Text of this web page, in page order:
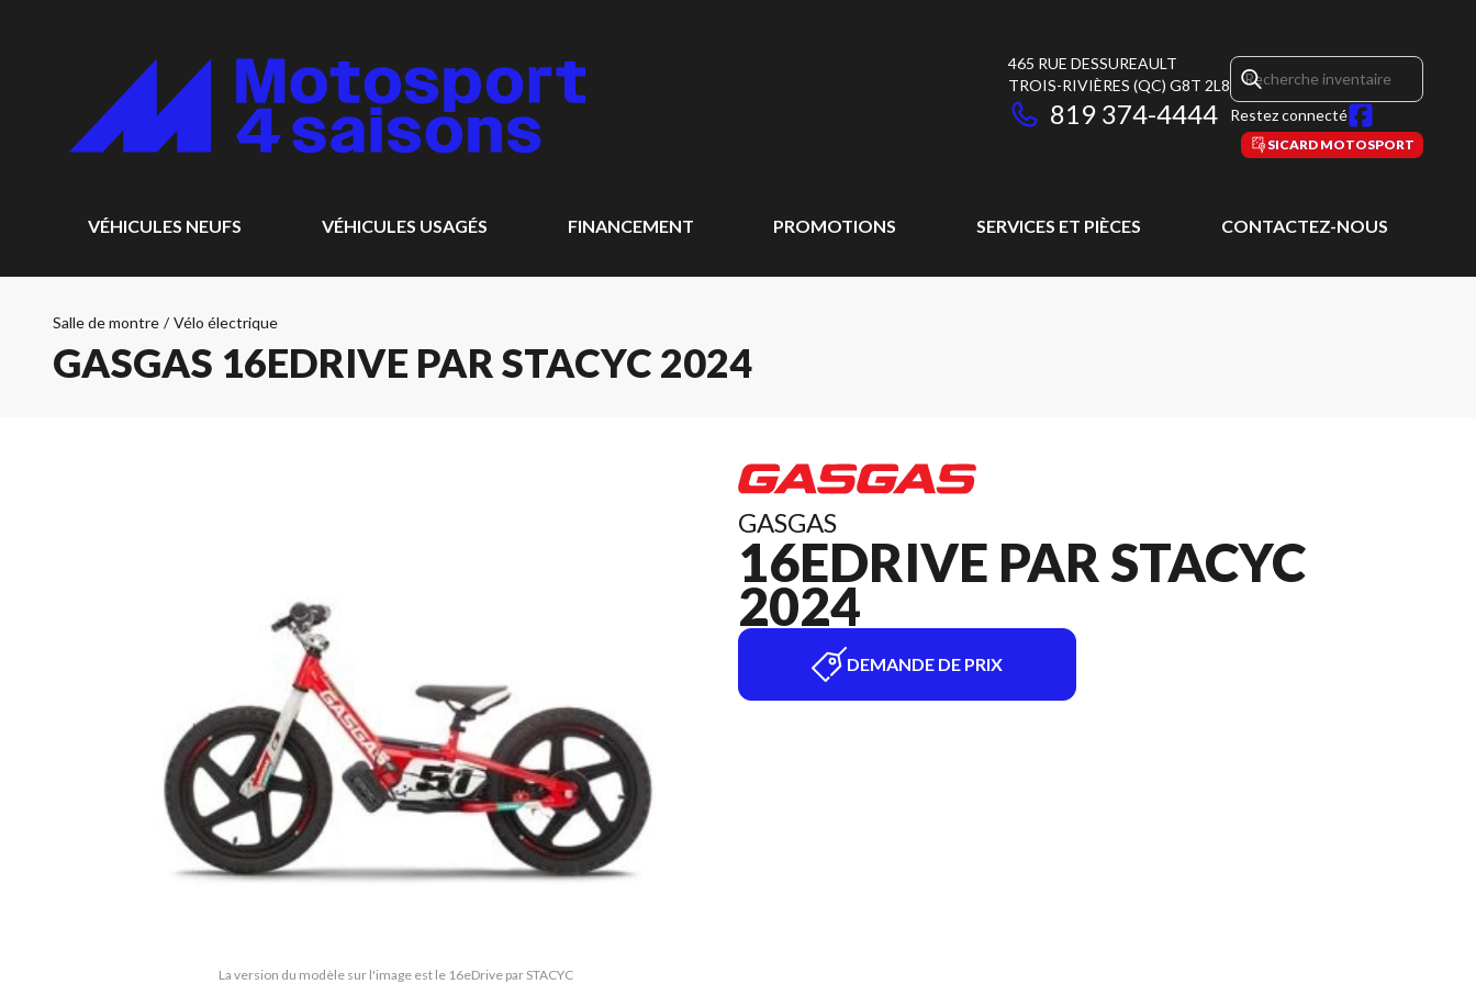
465 RUE DESSUREAULT
TROIS-RIVIÈRES (QC) G8T 2L8
819 374-4444 Restez connecté
SICARD MOTOSPORT
VÉHICULES NEUFS VÉHICULES USAGÉS FINANCEMENT PROMOTIONS SERVICES ET PIÈCES CONTACTEZ-NOUS
Salle de montre / Vélo électrique
GASGAS 16EDRIVE PAR STACYC 2024
La version du modèle sur l'image est le 16eDrive par STACYC
GASGAS
16EDRIVE PAR STACYC
2024
DEMANDE DE PRIX